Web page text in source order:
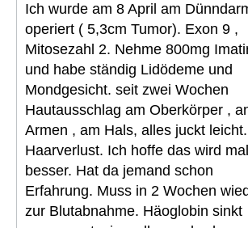
Ich wurde am 8 April am
operiert ( 5,3cm Tumor). Exon 9 ,
Mitosezahl 2. Nehme 800mg
und habe ständig Lidödeme und
Mondgesicht. seit zwei Wochen
Hautausschlag am Oberkörper ,
Armen , am Hals, alles juckt leicht.
Haarverlust. Ich hoffe das wird mal
besser. Hat da jemand schon
Erfahrung. Muss in 2 Wochen
zur Blutabnahme. Häoglobin sinkt